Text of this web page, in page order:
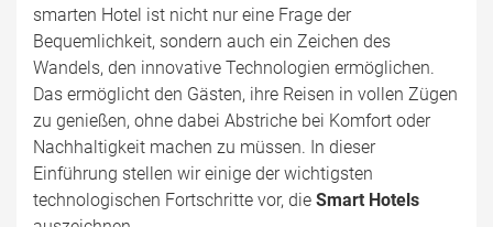
smarten Hotel ist nicht nur eine Frage der
Bequemlichkeit, sondern auch ein Zeichen des
Wandels, den innovative Technologien ermöglichen.
Das ermöglicht den Gästen, ihre Reisen in vollen Zügen
zu genießen, ohne dabei Abstriche bei Komfort oder
Nachhaltigkeit machen zu müssen. In dieser
Einführung stellen wir einige der wichtigsten
technologischen Fortschritte vor, die Smart Hotels